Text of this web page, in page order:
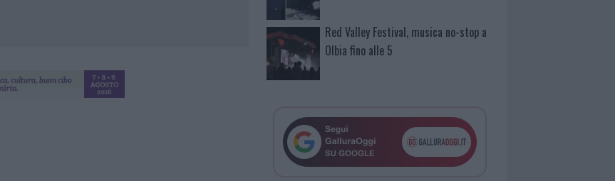
Red Valley Festival, musica no-stop a
Olbia fino alle 5